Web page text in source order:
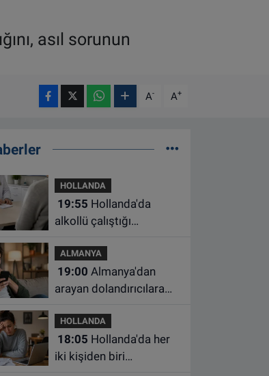
asıl sorunun
A- A+
HOLLANDA
19:55
alkollü çalıştığı
çalışma yasağı
ALMANYA
19:00
arayan dolandırıcılara
HOLLANDA
18:05
iki kişiden biri